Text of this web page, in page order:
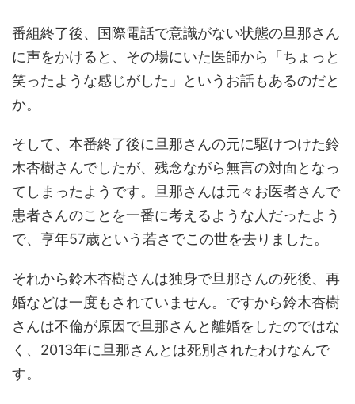
番組終了後、国際電話で意識がない状態の旦那さん
に声をかけると、その場にいた医師から「ちょっと
笑ったような感じがした」というお話もあるのだと
か。
そして、本番終了後に旦那さんの元に駆けつけた鈴
木杏樹さんでしたが、残念ながら無言の対面となっ
てしまったようです。旦那さんは元々お医者さんで
患者さんのことを一番に考えるような人だったよう
で、享年57歳という若さでこの世を去りました。
それから鈴木杏樹さんは独身で旦那さんの死後、再
婚などは一度もされていません。ですから鈴木杏樹
さんは不倫が原因で旦那さんと離婚をしたのではな
く、2013年に旦那さんとは死別されたわけなんで
す。